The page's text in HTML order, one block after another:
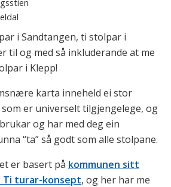
i Sandtangen, ti stolpar i
til og med så inkluderande at me
i Klepp!
karta inneheld ei stor
er universelt tilgjengelege, og
og har med deg ein
“ta” så godt som alle stolpane.
er basert på kommunen sitt
Ti turar-konsept, og her har me